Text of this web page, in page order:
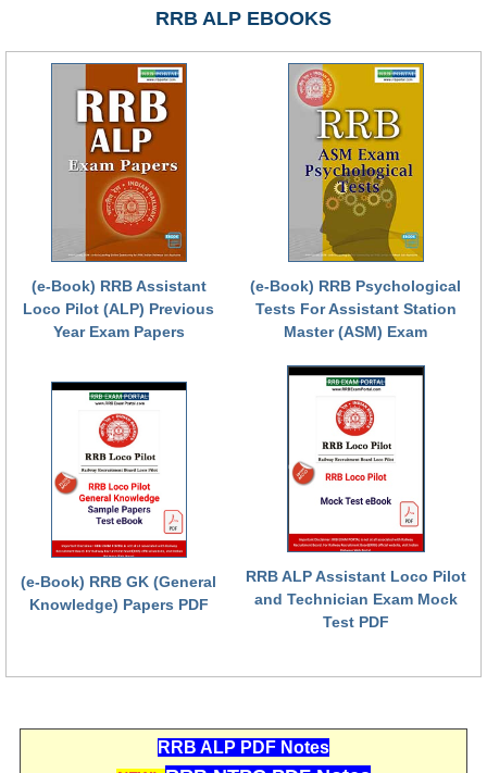
मनोवैज्ञानिक परीक्षण - PSYCHORRB ALP EBOOKS
(e-Book) RRB Assistant
Loco Pilot (ALP) Previous
Year Exam Papers
(e-Book) RRB Psychological
Tests For Assistant Station
Master (ASM) Exam
(e-Book) RRB GK (General
Knowledge) Papers PDF
RRB ALP Assistant Loco Pilot
and Technician Exam Mock
Test PDF
RRB ALP PDF Notes